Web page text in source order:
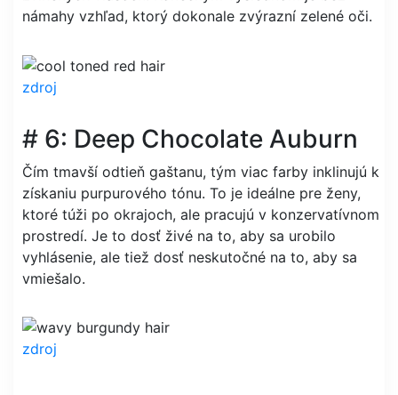
námahy vzhľad, ktorý dokonale zvýrazní zelené oči.
zdroj
# 6: Deep Chocolate Auburn
Čím tmavší odtieň gaštanu, tým viac farby inklinujú k
získaniu purpurového tónu. To je ideálne pre ženy,
ktoré túži po okrajoch, ale pracujú v konzervatívnom
prostredí. Je to dosť živé na to, aby sa urobilo
vyhlásenie, ale tiež dosť neskutočné na to, aby sa
vmiešalo.
zdroj